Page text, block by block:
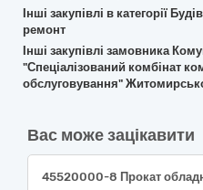
Інші закупівлі в категорії
ремонт
Інші закупівлі замовника
"Спеціалізований комбінат
обслуговування"
Вас може зацікавити